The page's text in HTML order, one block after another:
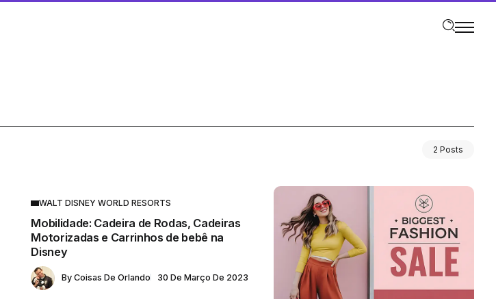
2 Posts
WALT DISNEY WORLD RESORTS
Mobilidade: Cadeira de Rodas, Cadeiras
Motorizadas e Carrinhos de bebê na
Disney
By Coisas De Orlando 30 De Março De 2023